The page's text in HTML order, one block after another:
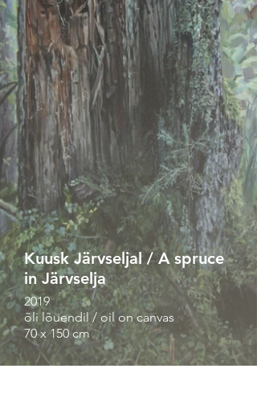
Kuusk Järvseljal / A spruce
in Järvselja
2019
õli lõuendil / oil on canvas
70 x 150 cm